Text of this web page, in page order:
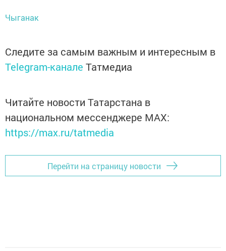
Чыганак
Следите за самым важным и интересным в
Telegram-канале Татмедиа
Читайте новости Татарстана в
национальном мессенджере MАХ:
https://max.ru/tatmedia
Перейти на страницу новости